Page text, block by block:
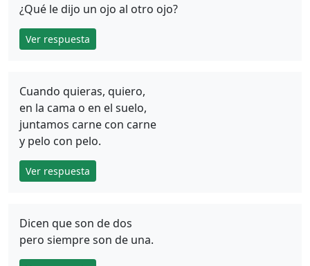
¿Qué le dijo un ojo al otro ojo?
Ver respuesta
Cuando quieras, quiero,
en la cama o en el suelo,
juntamos carne con carne
y pelo con pelo.
Ver respuesta
Dicen que son de dos
pero siempre son de una.